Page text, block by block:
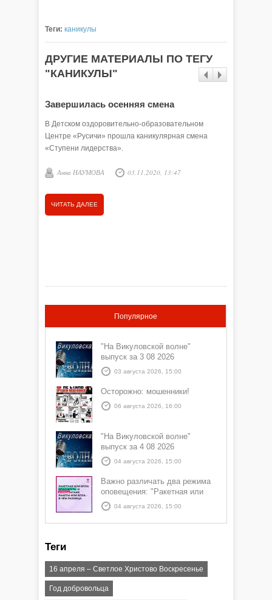
Теги: каникулы
ДРУГИЕ МАТЕРИАЛЫ ПО ТЕГУ
"КАНИКУЛЫ"
Завершилась осенняя смена
В Детском оздоровительно-образовательном
Центре «Русичи» прошла каникулярная смена
«Ступени лидерства».
Анна НАУМОВА 03.11.2020, 13:47
ЧИТАТЬ ДАЛЕЕ
Популярное
"На Викуловской волне"
выпуск за 3 08 2026
03 августа 2026, 15:00
Осторожно: мошенники!
06 августа 2026, 16:00
"На Викуловской волне"
выпуск за 4 08 2026
04 августа 2026, 15:00
Важно различать два режима
оповещения: "Ракетная или
БПЛА опасность" и "Угроза
атаки ракеты или БПЛА"
04 августа 2026, 15:00
Теги
16 апреля – Светлое Христово Воскресенье
Год добровольца